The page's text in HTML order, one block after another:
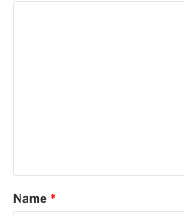
t
*
Name *